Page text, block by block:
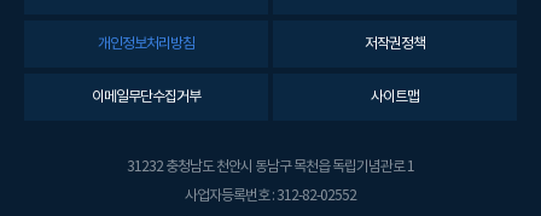
개인정보처리방침 저작권정책
이메일무단수집거부 사이트맵
31232 충청남도 천안시 동남구 목천읍 독립기념관로 1
사업자등록번호 : 312-82-02552